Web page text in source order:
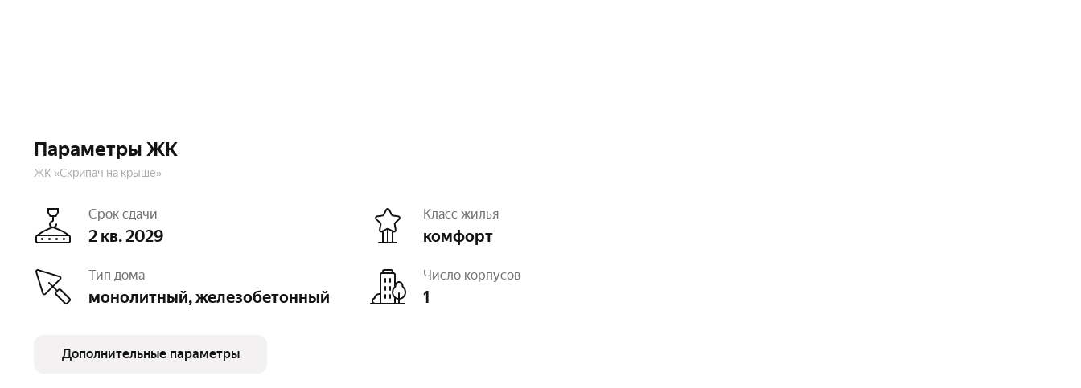
Параметры ЖК
ЖК «Скрипач на крыше»
Срок сдачи
2 кв. 2029
Класс жилья
комфорт
Тип дома
монолитный, железобетонный
Число корпусов
1
Дополнительные параметры